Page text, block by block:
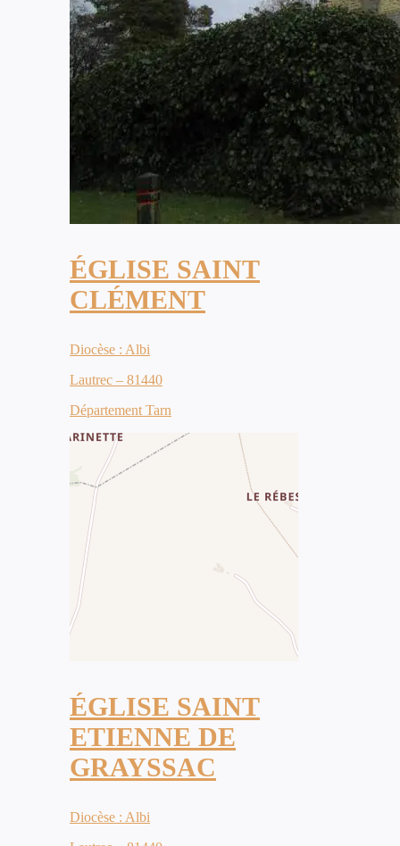
ÉGLISE SAINT
CLÉMENT
Diocèse : Albi
Lautrec – 81440
Département Tarn
ÉGLISE SAINT
ETIENNE DE
GRAYSSAC
Diocèse : Albi